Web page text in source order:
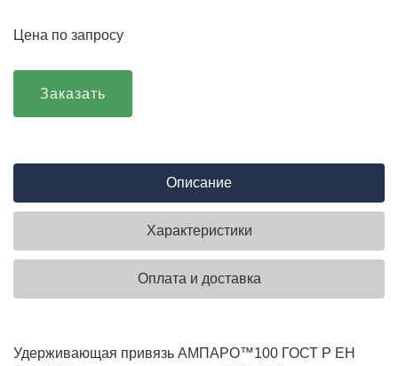
Цена по запросу
Заказать
Описание
Характеристики
Оплата и доставка
Удерживающая привязь АМПАРО™100 ГОСТ Р ЕН